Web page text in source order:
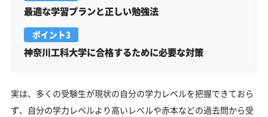
最適な学習プランと正しい勉強法
ポイント3
神奈川工科大学に合格するために必要な対策
実は、多くの受験生が現状の自分の学力レベルを把握できておら
ず、自分の学力レベルより高いレベルや赤本などの過去問から受